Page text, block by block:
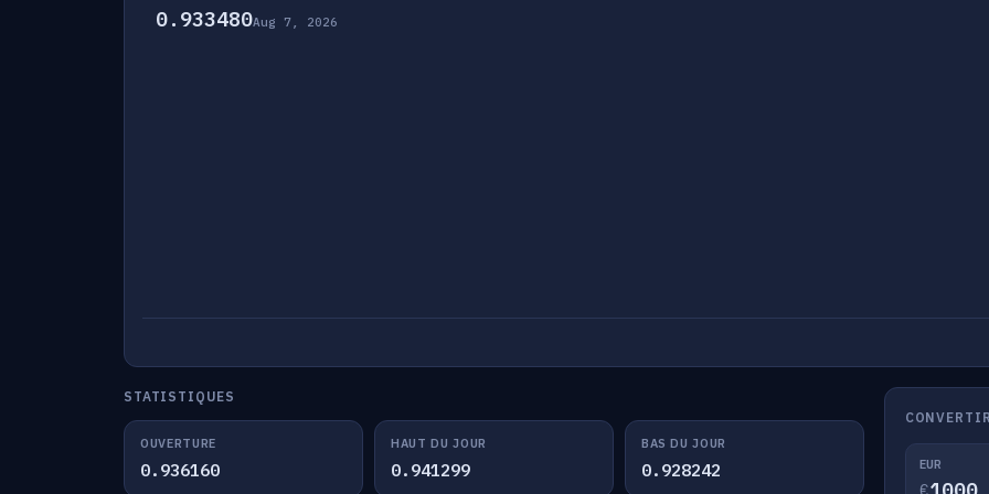
0.933480Aug 7, 2026
STATISTIQUES
OUVERTURE
0.936160
HAUT DU JOUR
0.941299
BAS DU JOUR
0.928242 EUR
€